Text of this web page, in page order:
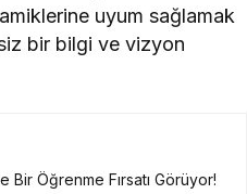
uyum sağlamak
bir bilgi ve vizyon
Bir Öğrenme Fırsatı Görüyor!